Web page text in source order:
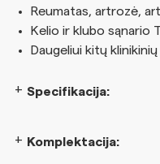
Reumatas, artrozė,
Kelio ir klubo sąnario
Daugeliui kitų
Specifikacija:
Komplektacija: